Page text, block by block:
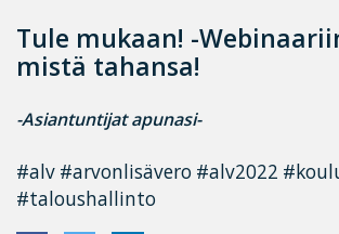
Tule mukaan! -
mistä tahansa!
-Asiantuntijat apunasi-
#alv #arvonlisävero #alv2022
#taloushallinto